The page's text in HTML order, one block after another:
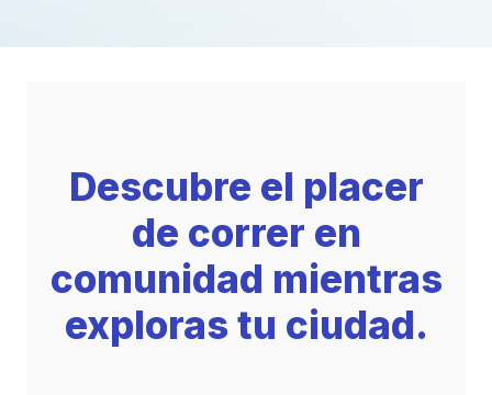
Descubre el placer
de correr en
comunidad mientras
exploras tu ciudad.